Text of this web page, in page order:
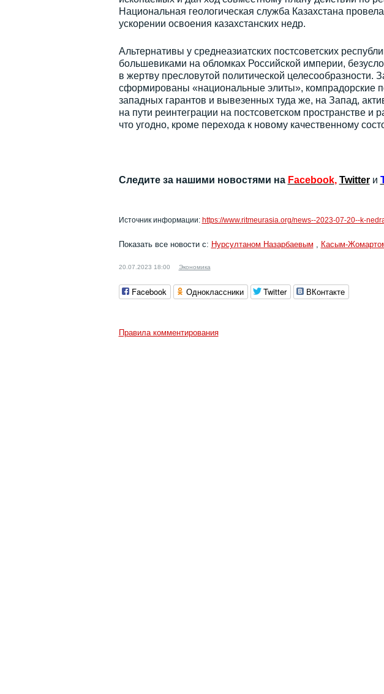
Национальная геологическая служба Казахстана
ускорении освоения казахстанских недр.
Альтернативы у среднеазиатских постсоветских
большевиками на обломках Российской империи,
в жертву пресловутой политической целесообразности.
сформированы «национальные элиты», компрадорские
западных гарантов и вывезенных туда же, на Запад,
на пути реинтеграции на постсоветском пространстве и
что угодно, кроме перехода к новому качественному
Следите за нашими новостями на Facebook, Twitter и
Источник информации: https://www.ritmeurasia.org/news--2023-07-20--k-
Показать все новости с: Нурсултаном Назарбаевым , Касым-
20.07.2023 18:00 Экономика
Facebook Одноклассники Twitter ВКонтакте
Правила комментирования